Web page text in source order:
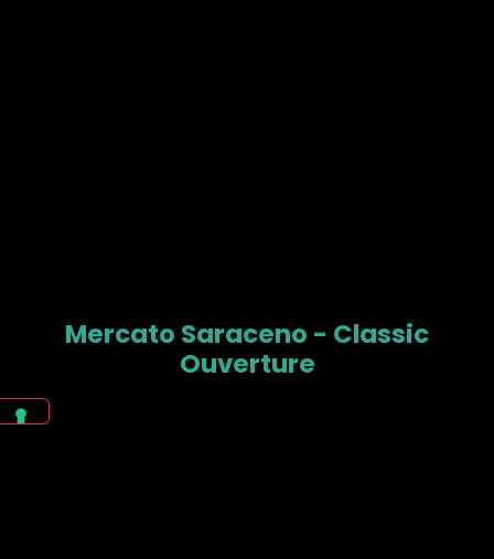
Mercato Saraceno - Classic
Ouverture